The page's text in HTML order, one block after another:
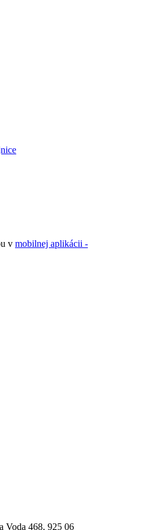
v mobilnej aplikácii -
Voda 468, 925 06